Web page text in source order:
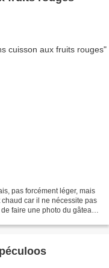
pas forcément léger, mais
car il ne nécessite pas
faire une photo du gâteau